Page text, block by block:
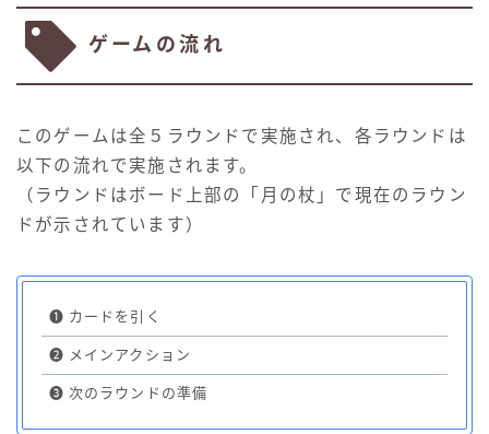
ゲームの流れ
このゲームは全５ラウンドで実施され、各ラウンドは
以下の流れで実施されます。
（ラウンドはボード上部の「月の杖」で現在のラウン
ドが示されています）
❶ カードを引く
❷ メインアクション
❸ 次のラウンドの準備